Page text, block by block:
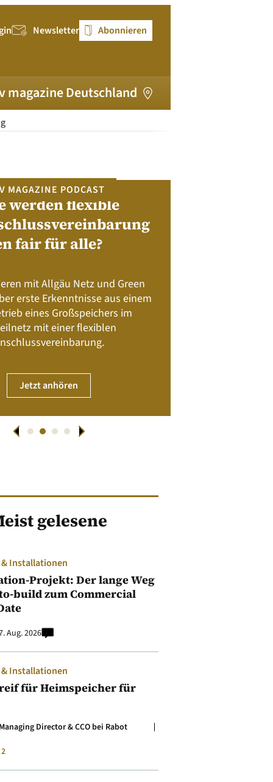
Newsletter Abonnieren
magazine Deutschland
MAGAZINE PODCAST
werden flexible
fair für alle?
mit Allgäu Netz und Green
erste Erkenntnisse aus einem
eines Großspeichers im
mit einer flexiblen
Jetzt anhören
gelesene
Installationen
Projekt: Der lange Weg
build zum Commercial
Aug. 2026
Installationen
für Heimspeicher für
Director & CCO bei Rabot
2